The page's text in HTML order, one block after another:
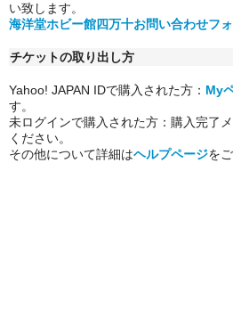
い致します。
海洋堂ホビー館四万十お問い合わせフ
チケットの取り出し方
Yahoo! JAPAN IDで購入された方： My
す。
未ログインで購入された方：購入完了
ください。
その他について詳細はヘルプページを